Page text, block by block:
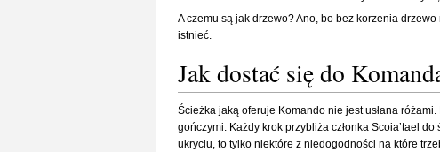
A czemu są jak drzewo? Ano, bo bez korzenia
istnieć.
Jak dostać się do
Ścieżka jaką oferuje Komando nie jest usłana
gończymi. Każdy krok przybliża członka Scoia’tael
ukryciu, to tylko niektóre z niedogodności na które